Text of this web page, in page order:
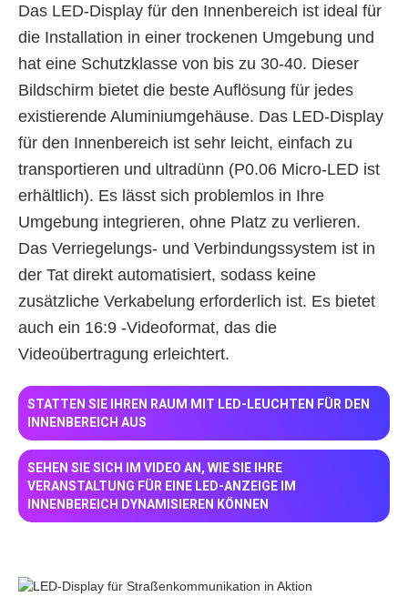
Das LED-Display für den Innenbereich ist ideal für
die Installation in einer trockenen Umgebung und
hat eine Schutzklasse von bis zu 30-40. Dieser
Bildschirm bietet die beste Auflösung für jedes
existierende Aluminiumgehäuse. Das LED-Display
für den Innenbereich ist sehr leicht, einfach zu
transportieren und ultradünn (P0.06 Micro-LED ist
erhältlich). Es lässt sich problemlos in Ihre
Umgebung integrieren, ohne Platz zu verlieren.
Das Verriegelungs- und Verbindungssystem ist in
der Tat direkt automatisiert, sodass keine
zusätzliche Verkabelung erforderlich ist. Es bietet
auch ein 16:9 -Videoformat, das die
Videoübertragung erleichtert.
STATTEN SIE IHREN RAUM MIT LED-LEUCHTEN FÜR DEN
INNENBEREICH AUS
SEHEN SIE SICH IM VIDEO AN, WIE SIE IHRE
VERANSTALTUNG FÜR EINE LED-ANZEIGE IM
INNENBEREICH DYNAMISIEREN KÖNNEN